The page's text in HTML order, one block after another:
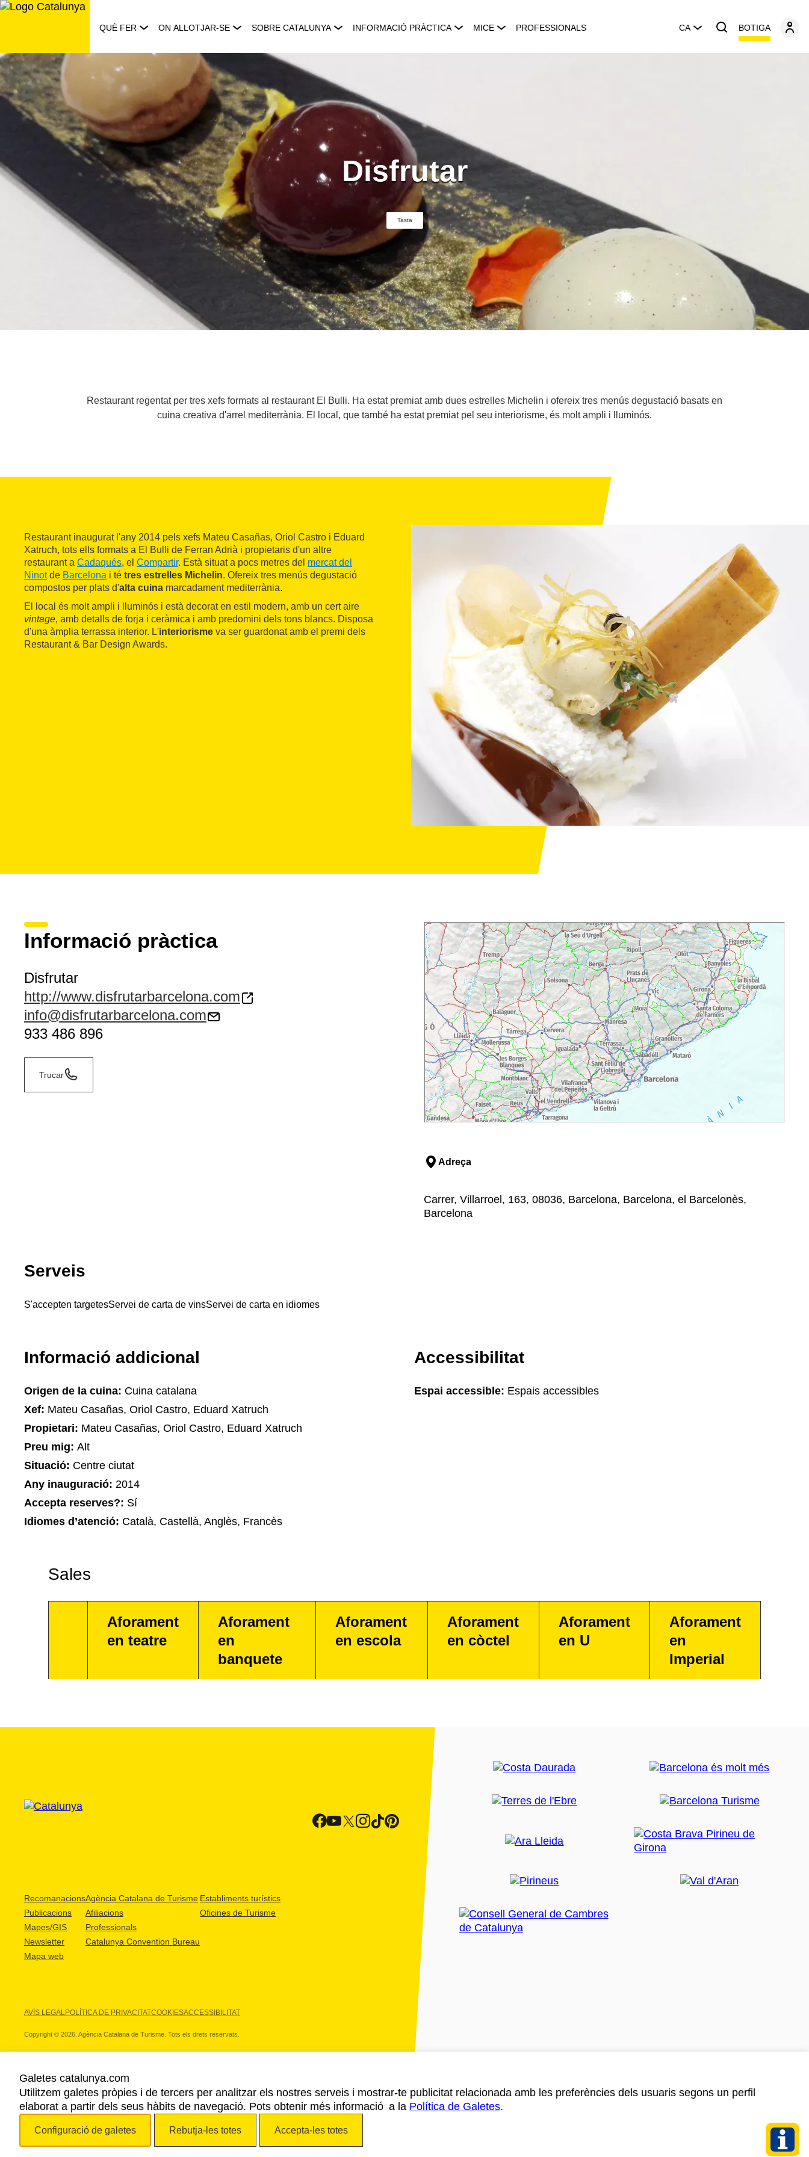
Saltar
QUÈ FER ON ALLOTJAR-SE SOBRE CATALUNYA INFORMACIÓ PRÀCTICA MICE PROFESSIONALS CA BOTIGA
Disfrutar
Tasta
Restaurant regentat per tres xefs formats al restaurant El Bulli. Ha estat premiat amb dues estrelles Michelin i ofereix tres menús degustació basats en
cuina creativa d'arrel mediterrània. El local, que també ha estat premiat pel seu interiorisme, és molt ampli i lluminós.
Restaurant inaugurat l'any 2014 pels xefs Mateu Casañas, Oriol Castro i Eduard
Xatruch, tots ells formats a El Bulli de Ferran Adrià i propietaris d'un altre
restaurant a Cadaqués, el Compartir. Està situat a pocs metres del mercat del
Ninotde Barcelona i té tres estrelles Michelin. Ofereix tres menús degustació
compostos per plats d'alta cuina marcadament mediterrània.
El local és molt ampli i lluminós i està decorat en estil modern, amb un cert aire
vintage, amb detalls de forja i ceràmica i amb predomini dels tons blancs. Disposa
d'una àmplia terrassa interior. L'interiorisme va ser guardonat amb el premi dels
Restaurant & Bar Design Awards.
Informació pràctica
Disfrutar
http://www.disfrutarbarcelona.com
info@disfrutarbarcelona.com
933 486 896
Trucar
Adreça
Carrer, Villarroel, 163, 08036, Barcelona, Barcelona, el Barcelonès,
Barcelona
Serveis
S'accepten targetesServei de carta de vinsServei de carta en idiomes
Informació addicional
Origen de la cuina: Cuina catalana
Xef: Mateu Casañas, Oriol Castro, Eduard Xatruch
Propietari: Mateu Casañas, Oriol Castro, Eduard Xatruch
Preu mig: Alt
Situació: Centre ciutat
Any inauguració: 2014
Accepta reserves?: Sí
Idiomes d’atenció: Català, Castellà, Anglès, Francès
Accessibilitat
Espai accessible: Espais accessibles
Sales
Aforament
en teatre
Aforament
en
banquete
Aforament
en escola
Aforament
en còctel
Aforament
en U
Aforament
en
Imperial
Recomanacions
Publicacions
Mapes/GIS
Newsletter
Mapa web
Agència Catalana de Turisme
Afiliacions
Professionals
Catalunya Convention Bureau
Establiments turístics
Oficines de Turisme
AVÍS LEGALPOLÍTICA DE PRIVACITATCOOKIESACCESSIBILITAT
Copyright © 2026. Agència Catalana de Turisme. Tots els drets reservats.
ELS NOSTRES PARTNERS
Galetes catalunya.com
Utilitzem galetes pròpies i de tercers per analitzar els nostres serveis i mostrar-te publicitat relacionada amb les preferències dels usuaris segons un perfil
elaborat a partir dels seus hàbits de navegació. Pots obtenir més informació a la Política de Galetes.
Configuració de galetes Rebutja-les totes Accepta-les totes